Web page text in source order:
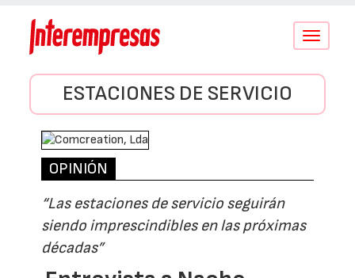
Conmutar
ESTACIONES DE SERVICIO
OPINIÓN
“Las estaciones de servicio seguirán
siendo imprescindibles en las próximas
décadas”